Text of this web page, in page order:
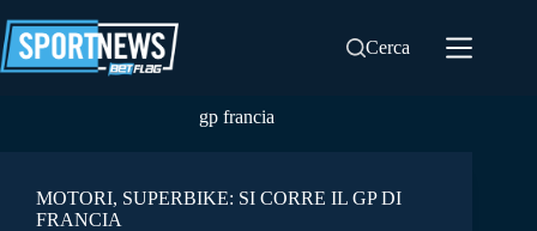
al
contenuto
Cerca
gp francia
MOTORI, SUPERBIKE: SI CORRE IL GP DI
FRANCIA